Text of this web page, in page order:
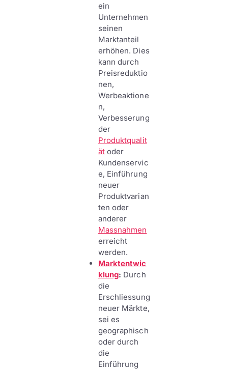
ein
Unternehmen
seinen
Marktanteil
erhöhen. Dies
kann durch
Preisreduktio
nen,
Werbeaktione
n,
Verbesserung
der
Produktqualit
ätoder
Kundenservic
e, Einführung
neuer
Produktvarian
ten oder
anderer
Massnahmen
erreicht
werden.
Marktentwic
klung: Durch
die
Erschliessung
neuer Märkte,
sei es
geographisch
oder durch
die
Einführung